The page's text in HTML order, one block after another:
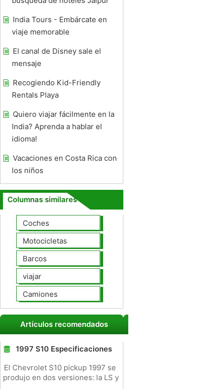
India Tours - Embárcate en
viaje memorable
El canal de Disney sale el
mensaje
Recogiendo Kid-Friendly
Rentals Playa
Quiero viajar fácilmente en la
India? Aprenda a hablar el
idioma!
Vacaciones en Costa Rica con
los niños
Columnas similares
Coches
Motocicletas
Barcos
viajar
Camiones
Artículos recomendados
1997 S10 Especificaciones
El Chevrolet S10 pickup 1997 se
produjo en dos versiones: la LS y